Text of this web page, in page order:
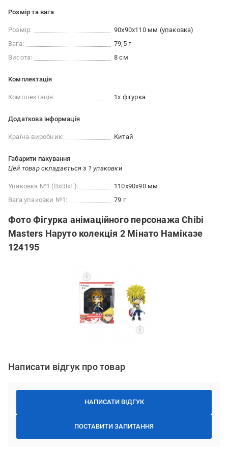
Розмір та вага
Розмір:
90х90х110 мм (упаковка)
Вага:
79,5 г
Висота:
8 см
Комплектація
Комплектація: 1х фігурка
Додаткова інформація
Країна-виробник: Китай
Габарити пакування
Цей товар складається з 1 упаковки
Упаковка №1 (ВхШхГ):
110x90x90 мм
Вага упаковки №1:
79 г
Фото Фігурка анімаційного персонажа Chibi
Masters Наруто колекція 2 Мінато Наміказе
124195
Написати відгук про товар
НАПИСАТИ ВІДГУК
ПОСТАВИТИ ЗАПИТАННЯ